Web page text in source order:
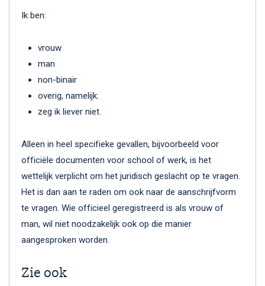
Ik ben:
vrouw
man
non-binair
overig, namelijk:
zeg ik liever niet.
Alleen in heel specifieke gevallen, bijvoorbeeld voor
officiële documenten voor school of werk, is het
wettelijk verplicht om het juridisch geslacht op te vragen.
Het is dan aan te raden om ook naar de aanschrijfvorm
te vragen. Wie officieel geregistreerd is als vrouw of
man, wil niet noodzakelijk ook op die manier
aangesproken worden.
Zie ook